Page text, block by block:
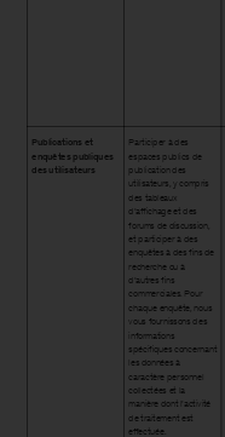
Publications et
enquêtes publiques
des utilisateurs
Participer à des
espaces publics de
publication des
utilisateurs, y compris
des tableaux
d’affichage et des
forums de discussion,
et participer à des
enquêtes à des fins de
recherche ou à
d’autres fins
commerciales. Pour
chaque enquête, nous
vous fournissons des
informations
spécifiques concernant
les données à
caractère personnel
collectées et la
manière dont l’activité
de traitement est
effectuée.